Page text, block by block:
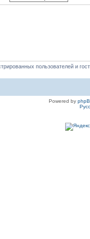
пользователей и
Powered by